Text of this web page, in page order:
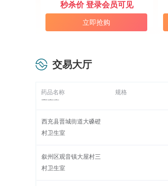
秒杀价 登录会员可见
立即抢购
交易大厅
药品名称 规格
叙州区龙池乡石龙村二
村卫生室
卫生室
西充县晋城街道大磉磴
村卫生室
叙州区观音镇大屋村三
村卫生室
资阳市雁江区保和镇文
秀桥村第五卫生室